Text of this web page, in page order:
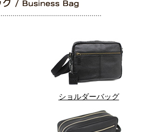
ショルダーバッグ